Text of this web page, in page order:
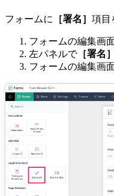
フォームに ［署名］ 項目
フォームの編集画
左パネルで［署名］
フォームの編集画